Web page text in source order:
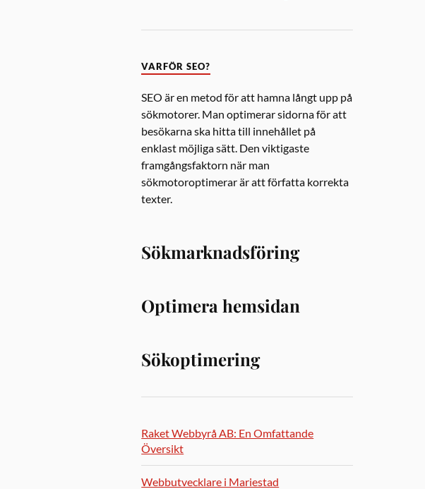
VARFÖR SEO?
SEO är en metod för att hamna långt upp på
sökmotorer. Man optimerar sidorna för att
besökarna ska hitta till innehållet på
enklast möjliga sätt. Den viktigaste
framgångsfaktorn när man
sökmotoroptimerar är att författa korrekta
texter.
Sökmarknadsföring
Optimera hemsidan
Sökoptimering
Raket Webbyrå AB: En Omfattande
Översikt
Webbutvecklare i Mariestad